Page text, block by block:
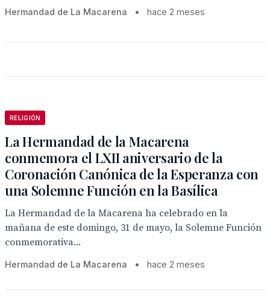
Hermandad de La Macarena • hace 2 meses
RELIGIÓN
La Hermandad de la Macarena
conmemora el LXII aniversario de la
Coronación Canónica de la Esperanza con
una Solemne Función en la Basílica
La Hermandad de la Macarena ha celebrado en la
mañana de este domingo, 31 de mayo, la Solemne Función
conmemorativa...
Hermandad de La Macarena • hace 2 meses